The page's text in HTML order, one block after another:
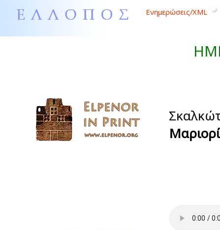
Ενημερώσεις/XML